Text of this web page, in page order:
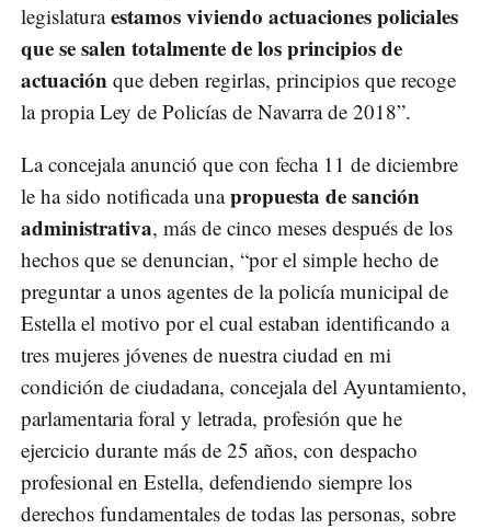
legislaturaestamos viviendo actuaciones policiales
que se salen totalmente de los principios de
actuación que deben regirlas, principios que recoge
la propia Ley de Policías de Navarra de 2018”.
La concejala anunció que con fecha 11 de diciembre
le ha sido notificada unapropuesta de sanción
administrativa, más de cinco meses después de los
hechos que se denuncian, “por el simple hecho de
preguntar a unos agentes de la policía municipal de
Estella el motivo por el cual estaban identificando a
tres mujeres jóvenes de nuestra ciudad en mi
condición de ciudadana, concejala del Ayuntamiento,
parlamentaria foral y letrada, profesión que he
ejercicio durante más de 25 años, con despacho
profesional en Estella, defendiendo siempre los
derechos fundamentales de todas las personas, sobre